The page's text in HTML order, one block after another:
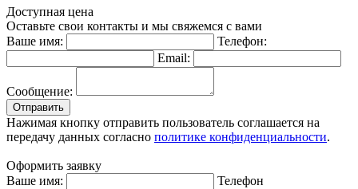
Доступная цена
Оставьте свои контакты и мы свяжемся с вами
Ваше имя:
Телефон:
Email:
Сообщение:
Отправить
Нажимая кнопку отправить пользователь соглашается на
передачу данных согласно политике конфиденциальности.
Оформить заявку
Ваше имя:
Телефон